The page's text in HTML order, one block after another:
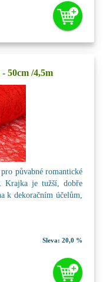
50cm /4,5m
půvabné romantické
Krajka je tužší, dobře
k dekoračním účelům,
Sleva: 20,0 %